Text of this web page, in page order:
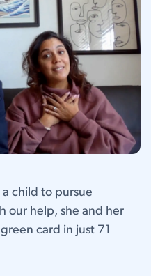
a child to pursue
our help, she and her
card in just 71